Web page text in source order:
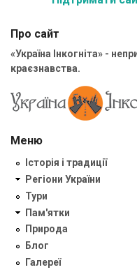
Про сайт
«Україна Інкогніта» -
краєзнавства.
Меню
Історія і традиції
Регіони України
Тури
Пам'ятки
Природа
Блог
Галереї